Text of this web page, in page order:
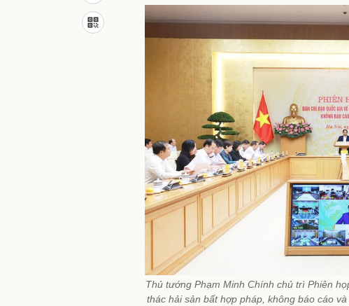
Thủ tướng Phạm Minh Chính chủ trì Phiên
thác hải sản bất hợp pháp, không báo cáo